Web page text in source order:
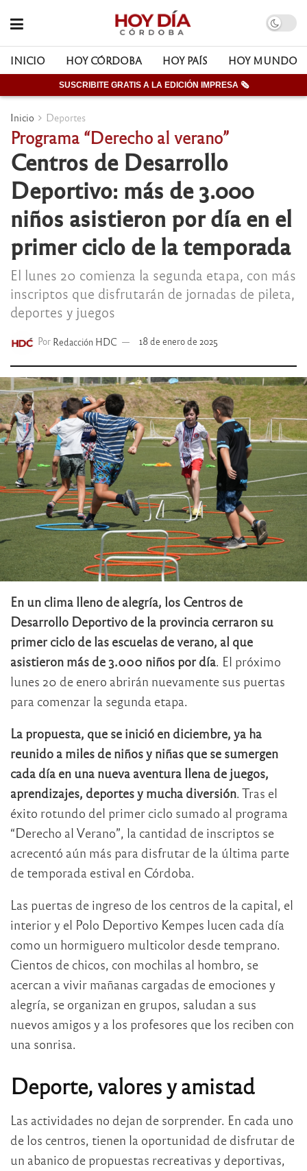
INICIO HOY CÓRDOBA HOY PAÍS HOY MUNDO
SUSCRIBITE GRATIS A LA EDICIÓN IMPRESA 🗞
Inicio Deportes
Programa “Derecho al verano”
Centros de Desarrollo
Deportivo: más de 3.000
niños asistieron por día en el
primer ciclo de la temporada
El lunes 20 comienza la segunda etapa, con más
inscriptos que disfrutarán de jornadas de pileta,
deportes y juegos
Por Redacción HDC 18 de enero de 2025
En un clima lleno de alegría, los Centros de
Desarrollo Deportivo de la provincia cerraron su
primer ciclo de las escuelas de verano, al que
asistieron más de 3.000 niños por día. El próximo
lunes 20 de enero abrirán nuevamente sus puertas
para comenzar la segunda etapa.
La propuesta, que se inició en diciembre, ya ha
reunido a miles de niños y niñas que se sumergen
cada día en una nueva aventura llena de juegos,
aprendizajes, deportes y mucha diversión. Tras el
éxito rotundo del primer ciclo sumado al programa
“Derecho al Verano”, la cantidad de inscriptos se
acrecentó aún más para disfrutar de la última parte
de temporada estival en Córdoba.
Las puertas de ingreso de los centros de la capital, el
interior y el Polo Deportivo Kempes lucen cada día
como un hormiguero multicolor desde temprano.
Cientos de chicos, con mochilas al hombro, se
acercan a vivir mañanas cargadas de emociones y
alegría, se organizan en grupos, saludan a sus
nuevos amigos y a los profesores que los reciben con
una sonrisa.
Deporte, valores y amistad
Las actividades no dejan de sorprender. En cada uno
de los centros, tienen la oportunidad de disfrutar de
un abanico de propuestas recreativas y deportivas,